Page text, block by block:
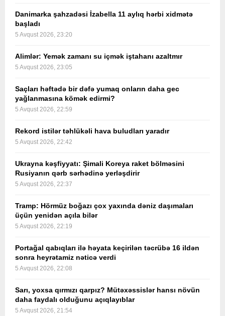
Danimarka şahzadəsi İzabella 11 aylıq hərbi xidmətə
başladı
5 Avqust 2026, 23:20
Alimlər: Yemək zamanı su içmək iştahanı azaltmır
5 Avqust 2026, 23:05
Saçları həftədə bir dəfə yumaq onların daha gec
yağlanmasına kömək edirmi?
5 Avqust 2026, 22:59
Rekord istilər təhlükəli hava buludları yaradır
5 Avqust 2026, 22:42
Ukrayna kəşfiyyatı: Şimali Koreya raket bölməsini
Rusiyanın qərb sərhədinə yerləşdirir
5 Avqust 2026, 22:37
Tramp: Hörmüz boğazı çox yaxında dəniz daşımaları
üçün yenidən açıla bilər
5 Avqust 2026, 22:19
Portağal qabıqları ilə həyata keçirilən təcrübə 16 ildən
sonra heyrətamiz nəticə verdi
5 Avqust 2026, 22:08
Sarı, yoxsa qırmızı qarpız? Mütəxəssislər hansı növün
daha faydalı olduğunu açıqlayıblar
5 Avqust 2026, 21:54